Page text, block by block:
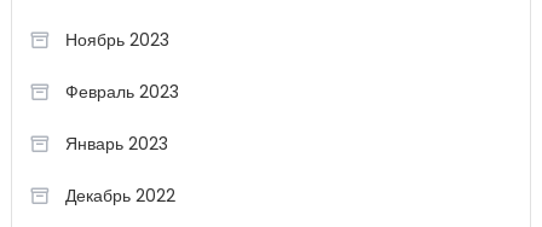
Ноябрь 2023
Февраль 2023
Январь 2023
Декабрь 2022